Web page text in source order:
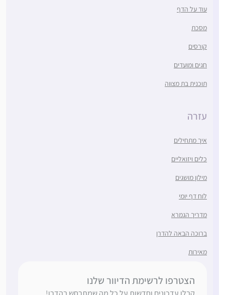
עוד על הדף
מסכת
קורסים
חגים ומועדים
תוכנית בת מצווה
עזרה
איך מתחילים
כלים ויזואליים
מילון מושגים
לוח דף יומי
מדריך הגמרא
ברוכה הבאה להדרן
מאירות
הצטרפו לרשימת הדיוור שלנו